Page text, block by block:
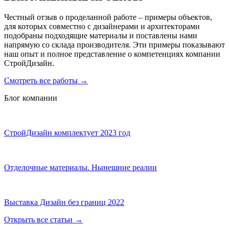
Честный отзыв о проделанной работе – примеры объектов,
для которых совместно с дизайнерами и архитекторами
подобраны подходящие материалы и поставлены нами
напрямую со склада производителя. Эти примеры показывают
наш опыт и полное представление о компетенциях компании
СтройДизайн.
Смотреть все работы →
Блог компании
СтройДизайн комплектует 2023 год
Отделочные материалы. Нынешние реалии
Выставка Дизайн без границ 2022
Открыть все статьи →